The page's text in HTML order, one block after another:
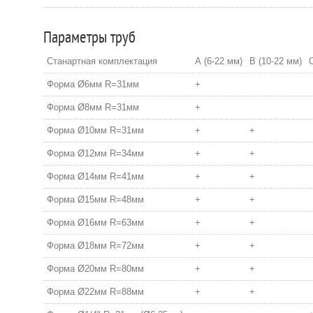
Параметры труб
Станартная комплектация А (6-22 мм) В (10-22 мм)
Форма Ø6мм R=31мм +
Форма Ø8мм R=31мм +
Форма Ø10мм R=31мм + +
Форма Ø12мм R=34мм + +
Форма Ø14мм R=41мм + +
Форма Ø15мм R=48мм + +
Форма Ø16мм R=63мм + +
Форма Ø18мм R=72мм + +
Форма Ø20мм R=80мм + +
Форма Ø22мм R=88мм + +